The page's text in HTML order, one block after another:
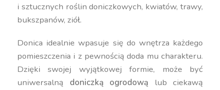
i sztucznych roślin doniczkowych, kwiatów, trawy,
bukszpanów, ziół.
Donica idealnie wpasuje się do wnętrza każdego
pomieszczenia i z pewnością doda mu charakteru.
Dzięki swojej wyjątkowej formie, może być
uniwersalną doniczką ogrodową lub ciekawą